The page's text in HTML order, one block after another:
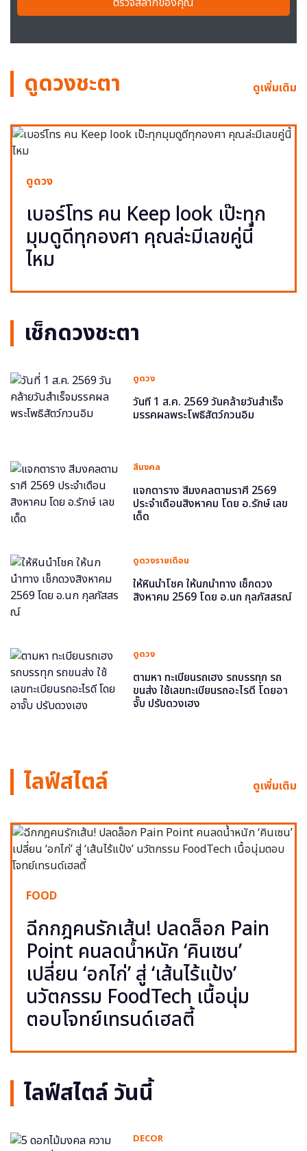
ดูดวงชะตา ดูเพิ่มเติม
ดูดวง
เบอร์โทร คน Keep look เป๊ะทุก
มุมดูดีทุกองศา คุณล่ะมีเลขคู่นี้
ไหม
เช็กดวงชะตา
ดูดวง
วันที่ 1 ส.ค. 2569 วันคล้ายวันสำเร็จ
มรรคผลพระโพธิสัตว์กวนอิม
สีมงคล
แจกตาราง สีมงคลตามราศี 2569
ประจำเดือนสิงหาคม โดย อ.รักษ์ เลข
เด็ด
ดูดวงรายเดือน
ให้หินนำโชค ให้นกนำทาง เช็กดวง
สิงหาคม 2569 โดย อ.นก กุลภัสสรณ์
ดูดวง
ตามหา ทะเบียนรถเฮง รถบรรทุก รถ
ขนส่ง ใช้เลขทะเบียนรถอะไรดี โดยอา
จั๊บ ปรับดวงเฮง
ไลฟ์สไตล์ ดูเพิ่มเติม
FOOD
ฉีกกฎคนรักเส้น! ปลดล็อก Pain
Point คนลดน้ำหนัก ‘คินเซน’
เปลี่ยน ‘อกไก่’ สู่ ‘เส้นไร้แป้ง’
นวัตกรรม FoodTech เนื้อนุ่ม
ตอบโจทย์เทรนด์เฮลตี้
ไลฟ์สไตล์ วันนี้
DECOR